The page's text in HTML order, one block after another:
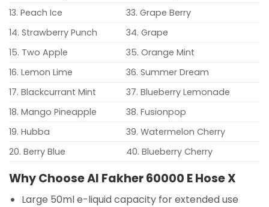
13. Peach Ice
33. Grape Berry
14. Strawberry Punch
34. Grape
15. Two Apple
35. Orange Mint
16. Lemon Lime
36. Summer Dream
17. Blackcurrant Mint
37. Blueberry Lemonade
18. Mango Pineapple
38. Fusionpop
19. Hubba
39. Watermelon Cherry
20. Berry Blue
40. Blueberry Cherry
Why Choose Al Fakher 60000 E Hose X
Large 50ml e-liquid capacity for extended use